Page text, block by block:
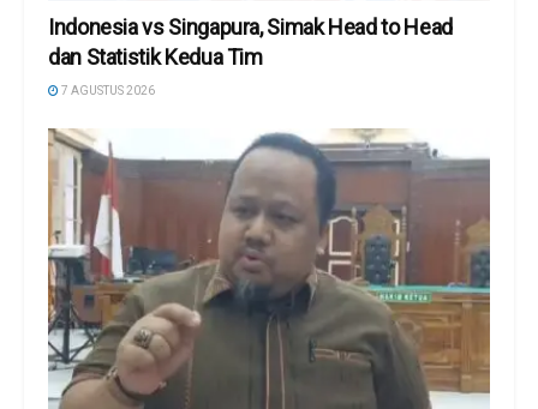
Indonesia vs Singapura, Simak Head to Head
dan Statistik Kedua Tim
7 AGUSTUS 2026